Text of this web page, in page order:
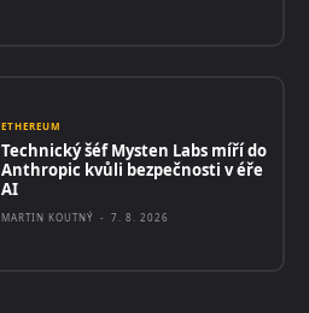
ETHEREUM
Technický šéf Mysten Labs míří do
Anthropic kvůli bezpečnosti v éře
AI
MARTIN KOUTNÝ - 7. 8. 2026